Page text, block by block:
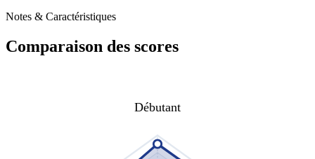
Notes & Caractéristiques
Comparaison des scores
Débutant